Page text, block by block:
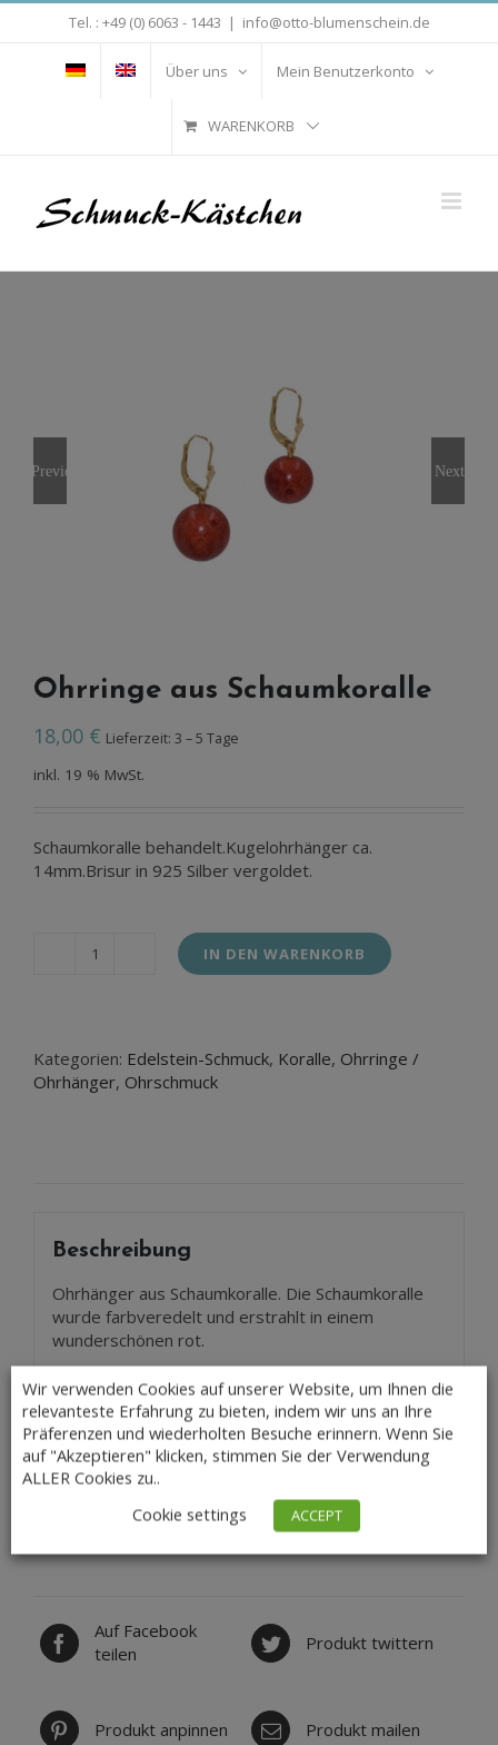
Zum
Tel. : +49 (0) 6063 - 1443 | info@otto-blumenschein.de
Über uns Mein Benutzerkonto
WARENKORB
Previous Next
Ohrringe aus Schaumkoralle
18,00 € Lieferzeit: 3 – 5 Tage
inkl. 19 % MwSt.
Schaumkoralle behandelt.Kugelohrhänger ca.
14mm.Brisur in 925 Silber vergoldet.
Ohrringe
IN DEN WARENKORB
Kategorien: Edelstein-Schmuck, Koralle, Ohrringe /
Ohrhänger, Ohrschmuck
Beschreibung
Ohrhänger aus Schaumkoralle. Die Schaumkoralle
wurde farbveredelt und erstrahlt in einem
wunderschönen rot.
Perlen Durchmesser: ca. 14 mm
Länge des Ohrhängers: ca. 30 mm
Brisur: 925 Silber vergoldet
Auf Facebook
teilen
Produkt twittern
Produkt anpinnen Produkt mailen
Wir verwenden Cookies auf unserer Website, um Ihnen die
relevanteste Erfahrung zu bieten, indem wir uns an Ihre
Präferenzen und wiederholten Besuche erinnern. Wenn Sie
auf "Akzeptieren" klicken, stimmen Sie der Verwendung
ALLER Cookies zu..
Cookie settings
ACCEPT